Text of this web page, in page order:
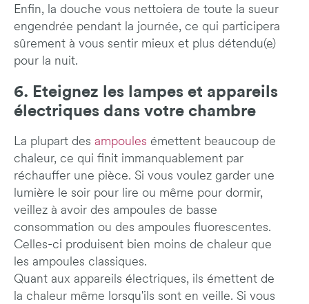
Enfin, la douche vous nettoiera de toute la sueur
engendrée pendant la journée, ce qui participera
sûrement à vous sentir mieux et plus détendu(e)
pour la nuit.
6. Eteignez les lampes et appareils
électriques dans votre chambre
La plupart des ampoules émettent beaucoup de
chaleur, ce qui finit immanquablement par
réchauffer une pièce. Si vous voulez garder une
lumière le soir pour lire ou même pour dormir,
veillez à avoir des ampoules de basse
consommation ou des ampoules fluorescentes.
Celles-ci produisent bien moins de chaleur que
les ampoules classiques.
Quant aux appareils électriques, ils émettent de
la chaleur même lorsqu'ils sont en veille. Si vous